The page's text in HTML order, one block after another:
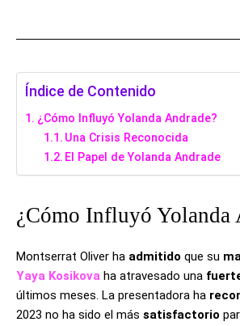
Índice de Contenido
¿Cómo Influyó Yolanda Andrade?
Una Crisis Reconocida
El Papel de Yolanda Andrade
¿Cómo Influyó Yolanda
Montserrat Oliver ha admitido que su
Yaya Kosikova ha atravesado una
últimos meses. La presentadora ha
2023 no ha sido el más satisfactorio